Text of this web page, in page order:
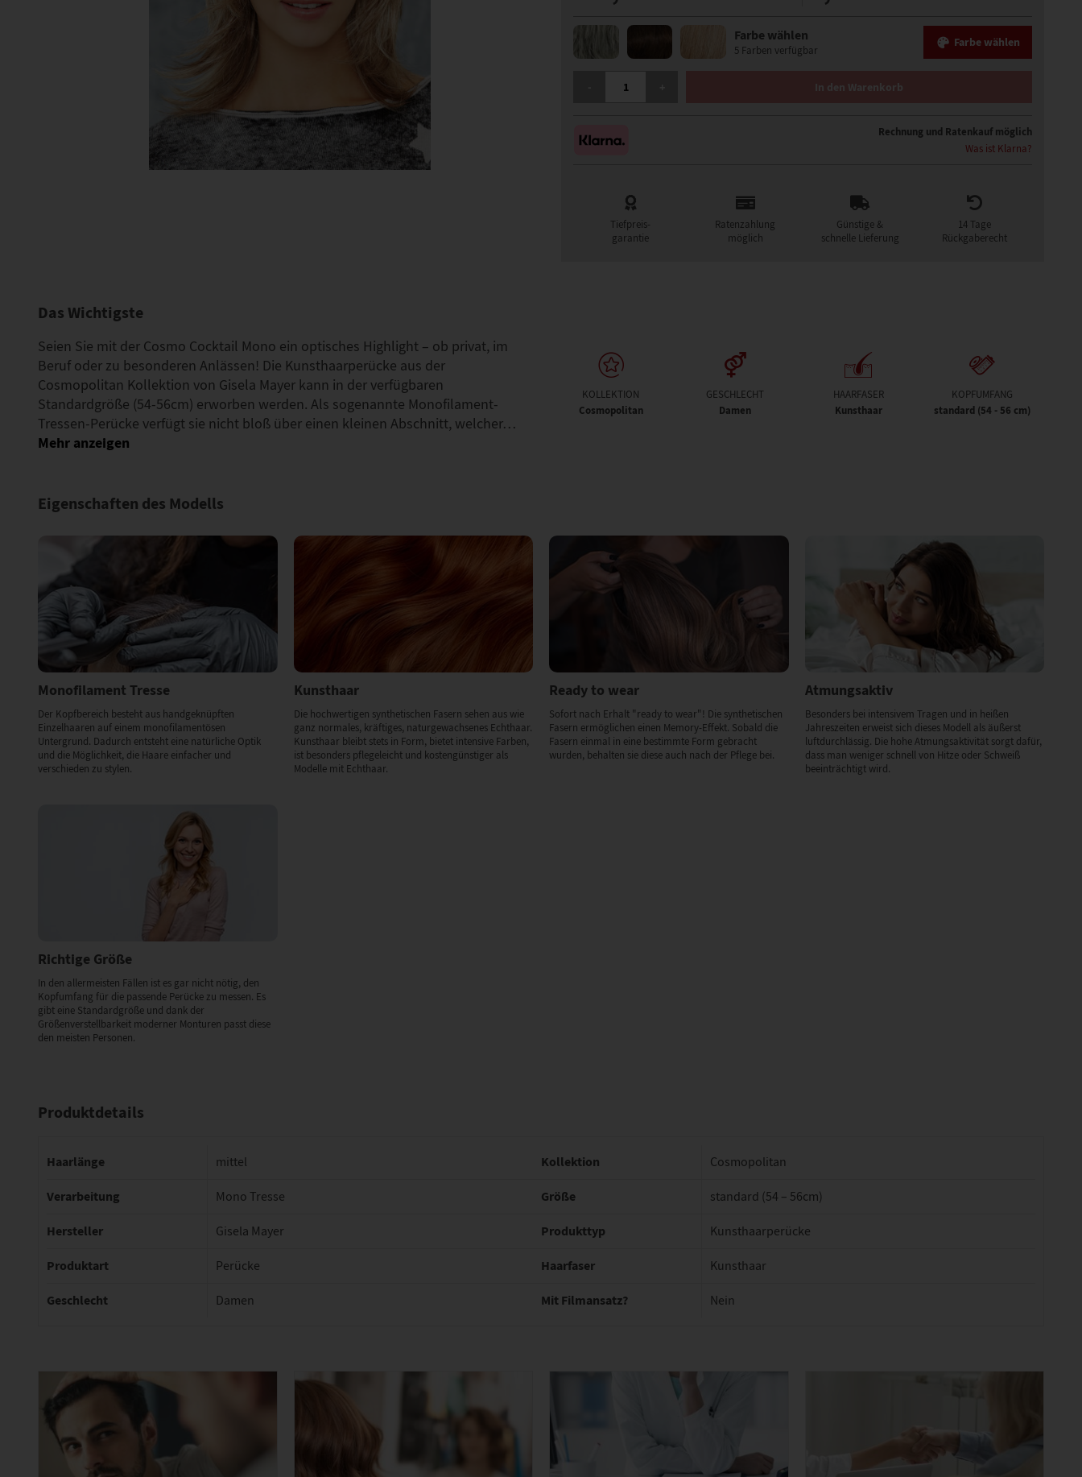
Farbe wählen
5 Farben verfügbar
Farbe wählen
In den Warenkorb
Rechnung und Ratenkauf möglich
Was ist Klarna?
Tiefpreis-
garantie
Ratenzahlung
möglich
Günstige &
schnelle Lieferung
14 Tage
Rückgaberecht
Das Wichtigste
KOLLEKTION
Cosmopolitan
GESCHLECHT
Damen
HAARFASER
Kunsthaar
KOPFUMFANG
standard (54 - 56 cm)
Seien Sie mit der Cosmo Cocktail Mono ein optisches Highlight – ob privat, im
Beruf oder zu besonderen Anlässen! Die Kunsthaarperücke aus der
Cosmopolitan Kollektion von Gisela Mayer kann in der verfügbaren
Standardgröße (54-56cm) erworben werden. Als sogenannte Monofilament-
Tressen-Perücke verfügt sie nicht bloß über einen kleinen Abschnitt, welcher…
Eigenschaften des Modells
Monofilament Tresse
Der Kopfbereich besteht aus handgeknüpften
Einzelhaaren auf einem monofilamentösen
Untergrund. Dadurch entsteht eine natürliche Optik
und die Möglichkeit, die Haare einfacher und
verschieden zu stylen.
Kunsthaar
Die hochwertigen synthetischen Fasern sehen aus wie
ganz normales, kräftiges, naturgewachsenes Echthaar.
Kunsthaar bleibt stets in Form, bietet intensive Farben,
ist besonders pflegeleicht und kostengünstiger als
Modelle mit Echthaar.
Ready to wear
Sofort nach Erhalt "ready to wear"! Die synthetischen
Fasern ermöglichen einen Memory-Effekt. Sobald die
Fasern einmal in eine bestimmte Form gebracht
wurden, behalten sie diese auch nach der Pflege bei.
Atmungsaktiv
Besonders bei intensivem Tragen und in heißen
Jahreszeiten erweist sich dieses Modell als äußerst
luftdurchlässig. Die hohe Atmungsaktivität sorgt dafür,
dass man weniger schnell von Hitze oder Schweiß
beeinträchtigt wird.
Richtige Größe
In den allermeisten Fällen ist es gar nicht nötig, den
Kopfumfang für die passende Perücke zu messen. Es
gibt eine Standardgröße und dank der
Größenverstellbarkeit moderner Monturen passt diese
den meisten Personen.
Produktdetails
Haarlänge mittel Kollektion Cosmopolitan
Verarbeitung Mono Tresse Größe standard (54 – 56cm)
Hersteller Gisela Mayer Produkttyp Kunsthaarperücke
Produktart Perücke Haarfaser Kunsthaar
Geschlecht Damen Mit Filmansatz? Nein